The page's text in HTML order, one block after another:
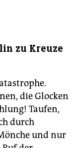
zu Kreuze
die Glocken
Taufen,
durch
und nur